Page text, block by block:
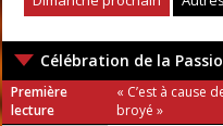
Célébration de la
Première
lecture
« C’est à cause
broyé »